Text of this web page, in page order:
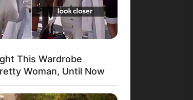
СОЦИЈАЛНИ МРЕЖИ:
ЈАЗИК:
This Wardrobe
Woman, Until Now